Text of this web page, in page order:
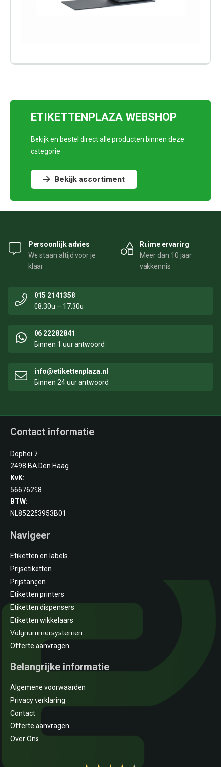
ETIKETTENPLAZA WEBSHOP
Bekijk en bestel direct alle producten binnen deze
categorie
Bekijk assortiment
Persoonlijk advies
We staan altijd voor je
klaar
Ruime ervaring
Meer dan 10 jaar
vakkennis
015 2141358
08:30u – 17:30u
06 22282841
Binnen 1 uur antwoord
info@etikettenplaza.nl
Binnen 24 uur antwoord
Contact informatie
Dophei 7
2498 BA Den Haag
KvK:
56676298
BTW:
NL852253953B01
Navigeer
Etiketten en labels
Prijsetiketten
Prijstangen
Etiketten printers
Etiketten dispensers
Etiketten wikkelaars
Volgnummersystemen
Offerte aanvragen
Belangrijke informatie
Algemene voorwaarden
Privacy verklaring
Contact
Offerte aanvragen
Over Ons